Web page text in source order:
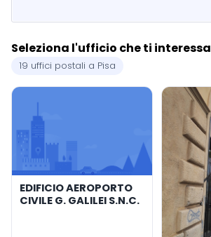
Seleziona l'ufficio che ti interessa
19 uffici postali a Pisa
EDIFICIO AEROPORTO
CIVILE G. GALILEI S.N.C.